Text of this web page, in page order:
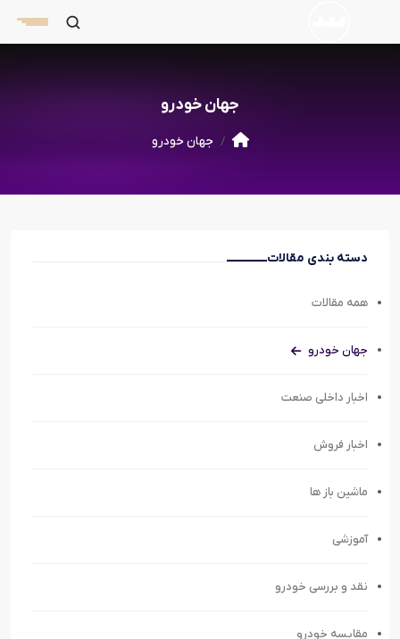
جهان خودرو
جهان خودرو
دسته بندی مقالات
همه مقالات
جهان خودرو
اخبار داخلی صنعت
اخبار فروش
ماشین باز ها
آموزشی
نقد و بررسی خودرو
مقایسه خودرو